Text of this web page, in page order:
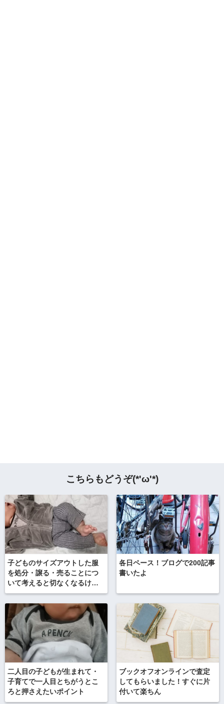
こちらもどうぞ(*'ω'*)
子どものサイズアウトした服
を処分・譲る・売ることにつ
いて考えると切なくなるけれ
ど
各日ペース！ブログで200記事
書いたよ
二人目の子どもが生まれて・
子育てで一人目とちがうとこ
ろと押さえたいポイント
ブックオフオンラインで査定
してもらいました！すぐに片
付いて楽ちん